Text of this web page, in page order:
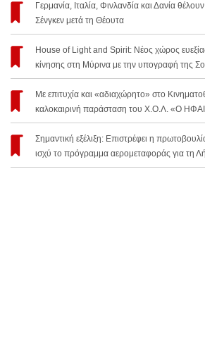
Γερμανία, Ιταλία, Φινλανδία και Δανία
Σένγκεν μετά τη Θέουτα
House of Light and Spirit: Νέος χώρος
κίνησης στη Μύρινα με την υπογραφή της
Με επιτυχία και «αδιαχώρητο» στο
καλοκαιρινή παράσταση του Χ.Ο.Λ. «Ο
Σημαντική εξέλιξη: Επιστρέφει η
ισχύ το πρόγραμμα αερομεταφοράς για τη